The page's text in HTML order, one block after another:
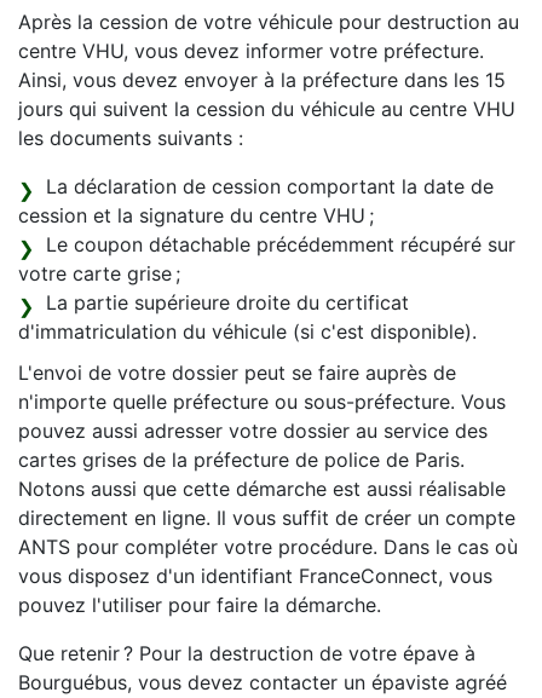
Après la cession de votre véhicule pour destruction au
centre VHU, vous devez informer votre préfecture.
Ainsi, vous devez envoyer à la préfecture dans les 15
jours qui suivent la cession du véhicule au centre VHU
les documents suivants :
La déclaration de cession comportant la date de
cession et la signature du centre VHU ;
Le coupon détachable précédemment récupéré sur
votre carte grise ;
La partie supérieure droite du certificat
d'immatriculation du véhicule (si c'est disponible).
L'envoi de votre dossier peut se faire auprès de
n'importe quelle préfecture ou sous-préfecture. Vous
pouvez aussi adresser votre dossier au service des
cartes grises de la préfecture de police de Paris.
Notons aussi que cette démarche est aussi réalisable
directement en ligne. Il vous suffit de créer un compte
ANTS pour compléter votre procédure. Dans le cas où
vous disposez d'un identifiant FranceConnect, vous
pouvez l'utiliser pour faire la démarche.
Que retenir ? Pour la destruction de votre épave à
Bourguébus, vous devez contacter un épaviste agréé